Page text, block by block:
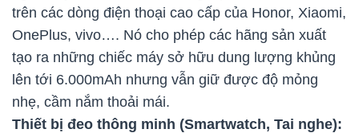
trên các dòng điện thoại cao cấp của Honor, Xiaomi,
OnePlus, vivo…. Nó cho phép các hãng sản xuất
tạo ra những chiếc máy sở hữu dung lượng khủng
lên tới 6.000mAh nhưng vẫn giữ được độ mỏng
nhẹ, cầm nắm thoải mái.
Thiết bị đeo thông minh (Smartwatch, Tai nghe):